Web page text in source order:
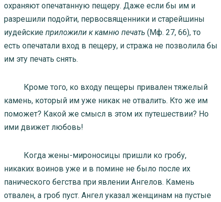
охраняют опечатанную пещеру. Даже если бы им и
разрешили подойти, первосвященники и старейшины
иудейские приложили к камню печать(Мф. 27, 66), то
есть опечатали вход в пещеру, и стража не позволила бы
им эту печать снять.
Кроме того, ко входу пещеры привален тяжелый
камень, который им уже никак не отвалить. Кто же им
поможет? Какой же смысл в этом их путешествии? Но
ими движет любовь!
Когда жены-мироносицы пришли ко гробу,
никаких воинов уже и в помине не было после их
панического бегства при явлении Ангелов. Камень
отвален, а гроб пуст. Ангел указал женщинам на пустые